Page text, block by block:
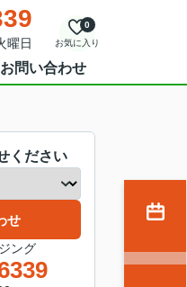
曜日 お気に入り
0
お問い合わせ
ください
せ
ング